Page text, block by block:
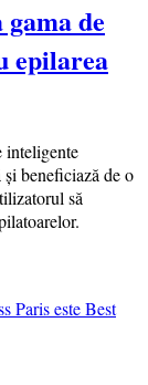
de
epilarea
inteligente
beneficiază de o
să